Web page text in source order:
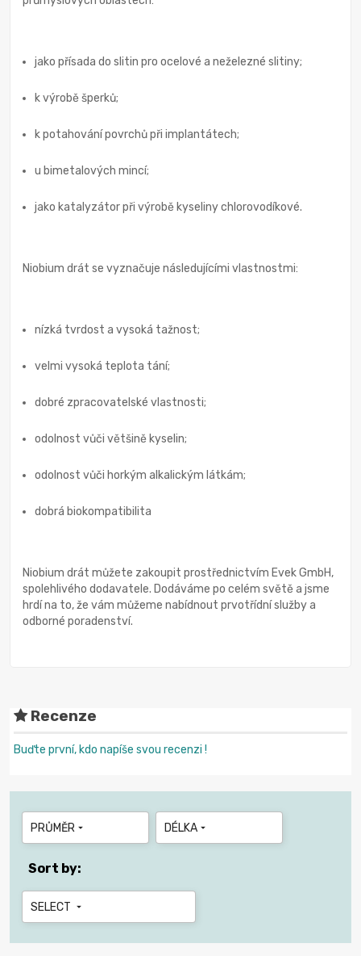
jako přísada do slitin pro ocelové a neželezné slitiny;
k výrobě šperků;
k potahování povrchů při implantátech;
u bimetalových mincí;
jako katalyzátor při výrobě kyseliny chlorovodíkové.
Niobium drát se vyznačuje následujícími vlastnostmi:
nízká tvrdost a vysoká tažnost;
velmi vysoká teplota tání;
dobré zpracovatelské vlastnosti;
odolnost vůči většině kyselin;
odolnost vůči horkým alkalickým látkám;
dobrá biokompatibilita
Niobium drát můžete zakoupit prostřednictvím Evek GmbH,
spolehlivého dodavatele. Dodáváme po celém světě a jsme
hrdí na to, že vám můžeme nabídnout prvotřídní služby a
odborné poradenství.
Recenze
Buďte první, kdo napíše svou recenzi !
PRŮMĚR  DÉLKA 
Sort by:
SELECT 